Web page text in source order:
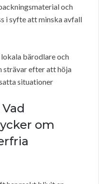
och
i syfte att minska avfall
bärodlare och
strävar efter att höja
situationer
om